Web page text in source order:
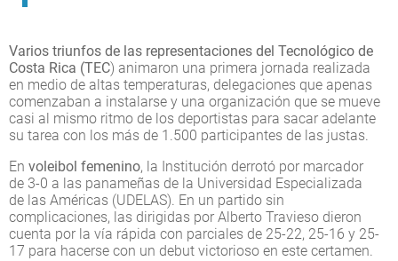
Varios triunfos de las representaciones del Tecnológico de
Costa Rica (TEC) animaron una primera jornada realizada
en medio de altas temperaturas, delegaciones que apenas
comenzaban a instalarse y una organización que se mueve
casi al mismo ritmo de los deportistas para sacar adelante
su tarea con los más de 1.500 participantes de las justas.
En voleibol femenino, la Institución derrotó por marcador
de 3-0 a las panameñas de la Universidad Especializada
de las Américas (UDELAS). En un partido sin
complicaciones, las dirigidas por Alberto Travieso dieron
cuenta por la vía rápida con parciales de 25-22, 25-16 y 25-
17 para hacerse con un debut victorioso en este certamen.